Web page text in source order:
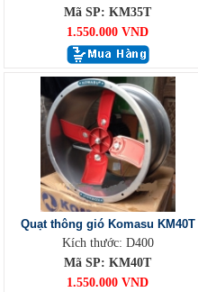
Mã SP: KM35T
1.550.000 VND
Quạt thông gió Komasu KM40T
Kích thước: D400
Mã SP: KM40T
1.550.000 VND